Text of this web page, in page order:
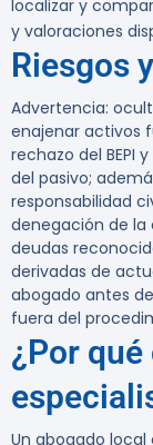
localizar y
y valoraciones
Riesgos
Advertencia:
enajenar activos
rechazo del BEPI
del pasivo;
responsabilidad
denegación de la
deudas
derivadas de
abogado antes
fuera del
¿Por
Un abogado